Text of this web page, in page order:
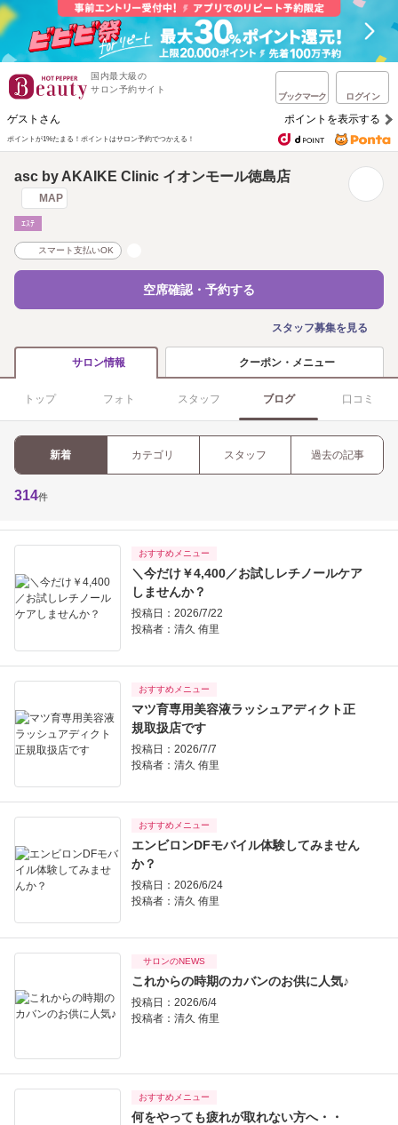
国内最大級の
サロン予約サイト
ブックマーク ログイン
ゲストさん ポイントを表示する
ポイントが1%たまる！ ポイントはサロン予約でつかえる！
asc by AKAIKE Clinic イオンモール徳島店
MAP
ｴｽﾃ
スマート支払いOK
空席確認・予約する
スタッフ募集を見る
サロン情報 クーポン・メニュー
トップ フォト スタッフ ブログ 口コミ
新着 カテゴリ スタッフ 過去の記事
314件
おすすめメニュー
＼今だけ￥4,400／お試しレチノールケア
しませんか？
投稿日：2026/7/22
投稿者： 清久 侑里
おすすめメニュー
マツ育専用美容液ラッシュアディクト正
規取扱店です
投稿日：2026/7/7
投稿者： 清久 侑里
おすすめメニュー
エンビロンDFモバイル体験してみません
か？
投稿日：2026/6/24
投稿者： 清久 侑里
サロンのNEWS
これからの時期のカバンのお供に人気♪
投稿日：2026/6/4
投稿者： 清久 侑里
おすすめメニュー
何をやっても疲れが取れない方へ・・